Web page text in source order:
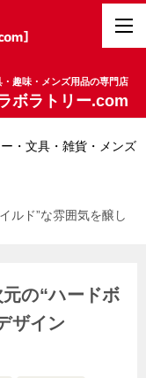
趣味・メンズ用品の専門店
ボラトリー.com
・文具・雑貨・メンズ
ルド”な雰囲気を醸し
の“ハードボ
ザイン